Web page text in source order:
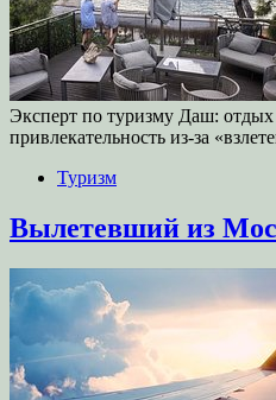
Эксперт по туризму Даш:
привлекательность из-за
Туризм
Вылетевший из